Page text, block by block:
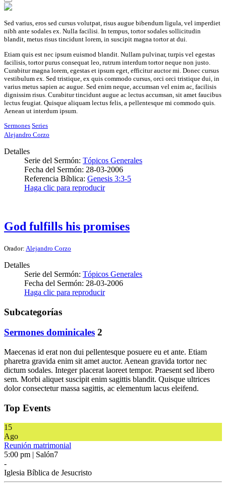
Sed varius, eros sed cursus volutpat, risus augue bibendum ligula, vel imperdiet
nibh ante sodales ex. Nulla facilisi. In tempus, tortor sodales sollicitudin
blandit, metus risus tincidunt lorem, in suscipit magna tortor at dui.
Etiam quis est nec ipsum euismod blandit. Nullam pulvinar, turpis vel egestas
facilisis, tortor purus consequat leo, rutrum interdum tortor neque non justo.
Curabitur magna lorem, egestas et ipsum eget, efficitur auctor mi. Donec cursus
vestibulum ex. Sed tristique, ex quis commodo cursus, orci orci tristique dui, in
varius metus sapien ac augue. Sed enim neque, accumsan vel enim ac, facilisis
dignissim risus. Curabitur tincidunt augue ac lectus accumsan, sit amet faucibus
lectus feugiat. Quisque aliquam lectus felis, a pellentesque mi commodo quis.
Aenean ut interdum ipsum.
Sermones Series
Alejandro Corzo
Detalles
Serie del Sermón: Tópicos Generales
Fecha del Sermón: 28-03-2006
Referencia Bíblica: Genesis 3:3-5
Haga clic para reproducir
God fulfills his promises
Orador: Alejandro Corzo
Detalles
Serie del Sermón: Tópicos Generales
Fecha del Sermón: 28-03-2006
Haga clic para reproducir
Subcategorías
Sermones dominicales 2
Maecenas id erat non dui pellentesque posuere eu et ante. Etiam
pharetra gravida enim sit amet auctor. Aenean gravida tortor nec
dictum sodales. Integer placerat laoreet tempor. Praesent sed libero
sem. Morbi aliquet suscipit enim sagittis blandit. Quisque ultrices
dolor consectetur massa sagittis, ac elementum lacus eleifend.
Top Events
15
Ago
Reunión matrimonial
5:00 pm | Salón7
-
Iglesia Bíblica de Jesucristo